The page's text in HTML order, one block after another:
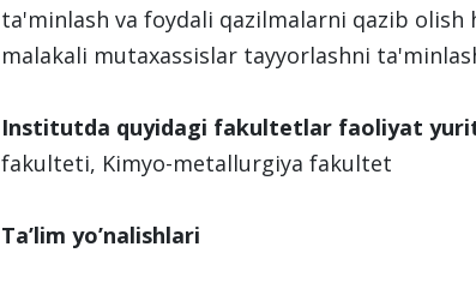
ta'minlash va foydali qazilmalarni qazib
malakali mutaxassislar tayyorlashni
Institutda quyidagi fakultetlar faoliyat
fakulteti, Kimyo-metallurgiya fakultet
Ta’lim yo’nalishlari